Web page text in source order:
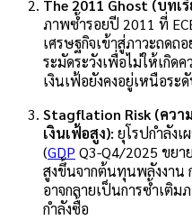
The 2011 Ghost (บทเ
ภาพซ้ำรอยปี 2011 ที่
เศรษฐกิจเข้าสู่ภาวะถดถ
ระมัดระวังเพื่อไม่ให้เกิ
เงินเฟ้อยังคงอยู่เหนือระ
Stagflation Risk (ควา
เงินเฟ้อสูง): ยุโรปกำลัง
(GDP Q3-Q4/2025 ขยา
สูงขึ้นจากต้นทุนพลังงาน
อาจกลายเป็นการซ้ำเติม
กำลังซื้อ